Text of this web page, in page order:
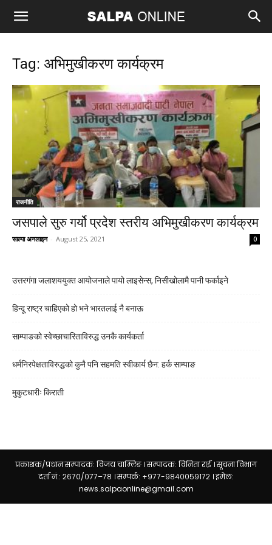
Tag: अभिमुखीकरण कार्यक्रम
राजनीति
जसपाले सुरु गर्यो प्रदेश स्तरीय अभिमुखीकरण कार्यक्रम
साल्पा अनलाइन - August 25, 2021 0
उत्तरगंगा जलाशययुक्त आयोजनाले पायो लाइसेन्स, निसीखोलामै पानी फर्काइने
हिन्दू राष्ट्र चाहिएको हो भने भारतलाई नै बनाऊ
साम्पाङको स्वेच्छाचारिताविरुद्ध उनकै कार्यकर्ता
धर्मनिरपेक्षताविरुद्धको कुनै पनि सहमति स्वीकार्य छैन: हर्क साम्पाङ
मुकुटधारीः किराती
प्रकाशक/प्रधान सम्पादक: विजय चाम्लिङ । सम्पादक: विनिता राई । सूचना विभाग
दर्ता नं.: २६७०/०७७–७८ । सम्पर्क: +९७७-९८४००५९१७२ । इमेल:
news.salpaonline@gmail.com